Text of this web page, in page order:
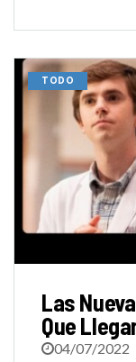
TODO
Las
Que
04/07/2022